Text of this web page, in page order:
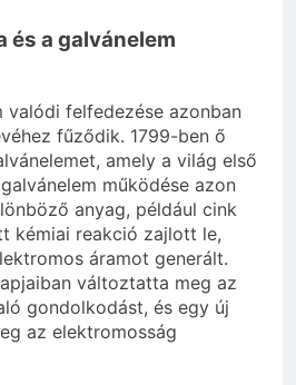
és a galvánelem
valódi felfedezése azonban
fűződik. 1799-ben ő
amely a világ első
működése azon
anyag, például cink
kémiai reakció zajlott le,
áramot generált.
változtatta meg az
gondolkodást, és egy új
az elektromosság